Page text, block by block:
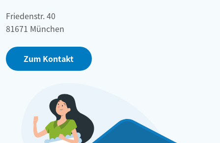
Friedenstr. 40
81671 München
Zum Kontakt